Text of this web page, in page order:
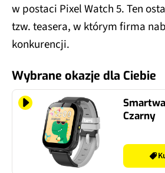
w postaci Pixel Watch 5. Ten
tzw. teasera, w którym firma
konkurencji.
Wybrane okazje dla Ciebie
Czarny